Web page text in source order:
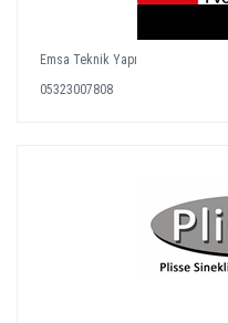
Emsa Teknik Yapı
05323007808